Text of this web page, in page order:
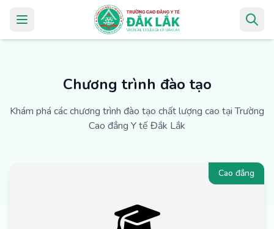
Chương trình đào tạo
Khám phá các chương trình đào tạo chất lượng cao tại Trường
Cao đẳng Y tế Đắk Lắk
Cao đẳng